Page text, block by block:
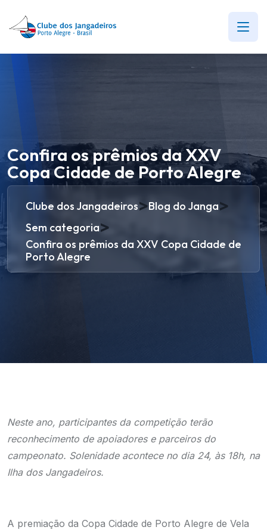
Confira os prêmios da XXV
Copa Cidade de Porto Alegre
Clube dos Jangadeiros>Blog do Janga>
Sem categoria>
Confira os prêmios da XXV Copa Cidade de
Porto Alegre
Neste ano, participantes da competição terão
reconhecimento de apoiadores e parceiros do
campeonato. Solenidade acontece no dia 24, às 18h, na
Ilha dos Jangadeiros.
A premiação da Copa Cidade de Porto Alegre de Vela